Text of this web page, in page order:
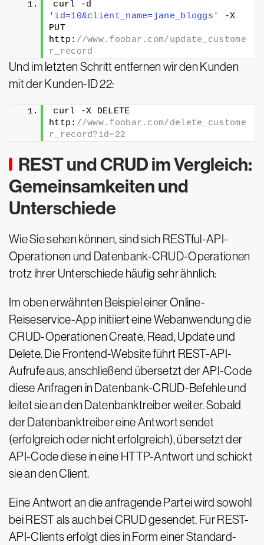
'id=10&client_name=jane_bloggs'
-X
PUT
http: //www.foobar.com/update_custome
r_record
Und im letzten Schritt entfernen wir den Kunden
mit der Kunden-ID 22:
curl -X DELETE
http: //www.foobar.com/delete_custome
r_record?id=22
REST und CRUD im Vergleich:
Gemeinsamkeiten und
Unterschiede
Wie Sie sehen können, sind sich RESTful-API-
Operationen und Datenbank-CRUD-Operationen
trotz ihrer Unterschiede häufig sehr ähnlich:
Im oben erwähnten Beispiel einer Online-
Reiseservice-App initiiert eine Webanwendung die
CRUD-Operationen Create, Read, Update und
Delete. Die Frontend-Website führt REST-API-
Aufrufe aus, anschließend übersetzt der API-Code
diese Anfragen in Datenbank-CRUD-Befehle und
leitet sie an den Datenbanktreiber weiter. Sobald
der Datenbanktreiber eine Antwort sendet
(erfolgreich oder nicht erfolgreich), übersetzt der
API-Code diese in eine HTTP-Antwort und schickt
sie an den Client.
Eine Antwort an die anfragende Partei wird sowohl
bei REST als auch bei CRUD gesendet. Für REST-
API-Clients erfolgt dies in Form einer Standard-